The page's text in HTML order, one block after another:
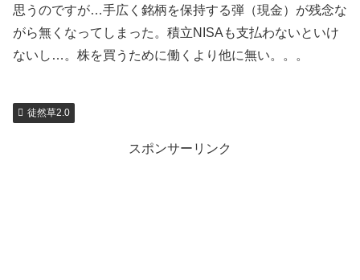
思うのですが…手広く銘柄を保持する弾（現金）が残念な
がら無くなってしまった。積立NISAも支払わないといけ
ないし…。株を買うために働くより他に無い。。。
徒然草2.0
スポンサーリンク